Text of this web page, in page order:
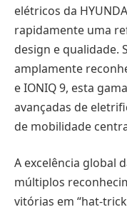
elétricos da
rapidamente uma
design e qualidade.
amplamente
e IONIQ 9, esta
avançadas de
de mobilidade
A excelência global
múltiplos
vitórias em